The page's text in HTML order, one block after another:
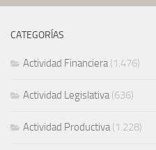
CATEGORÍAS
Actividad Financiera(1.476)
Actividad Legislativa(636)
Actividad Productiva(1.228)